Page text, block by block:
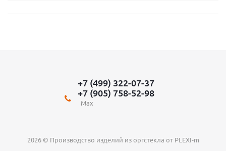
+7 (499) 322-07-37
+7 (905) 758-52-98
Max
2026 © Производство изделий из оргстекла от PLEXI-m